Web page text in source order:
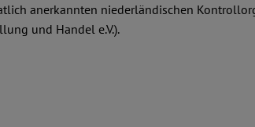
anerkannten niederländischen
und Handel e.V.).